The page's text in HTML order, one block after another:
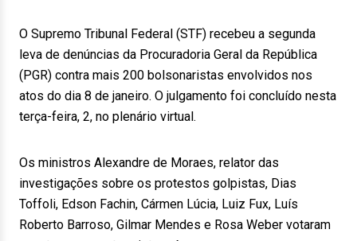
O Supremo Tribunal Federal (STF) recebeu a segunda
leva de denúncias da Procuradoria Geral da República
(PGR) contra mais 200 bolsonaristas envolvidos nos
atos do dia 8 de janeiro. O julgamento foi concluído nesta
terça-feira, 2, no plenário virtual.
Os ministros Alexandre de Moraes, relator das
investigações sobre os protestos golpistas, Dias
Toffoli, Edson Fachin, Cármen Lúcia, Luiz Fux, Luís
Roberto Barroso, Gilmar Mendes e Rosa Weber votaram